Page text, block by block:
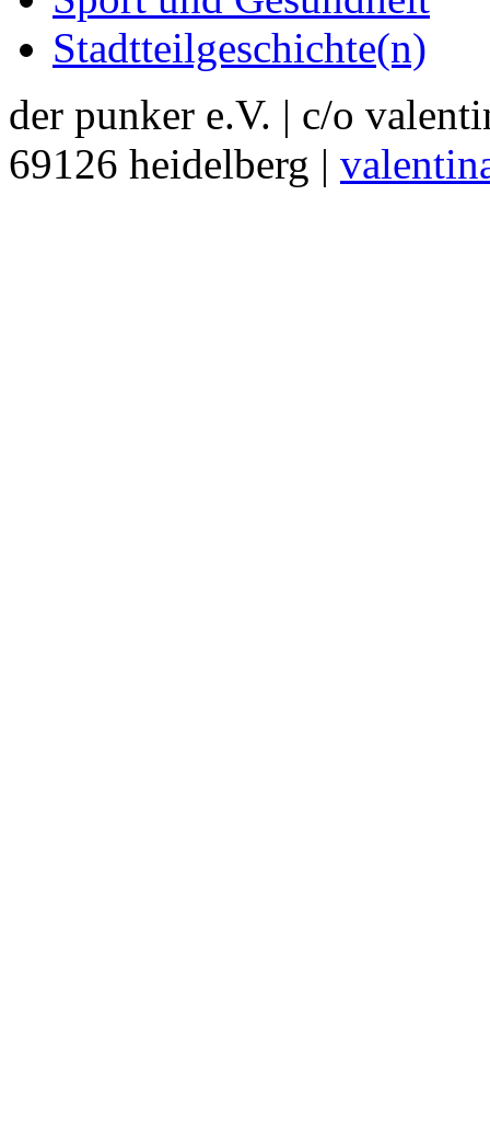
Stadtteilgeschichte(n)
der punker e.V. | c/o
69126 heidelberg |